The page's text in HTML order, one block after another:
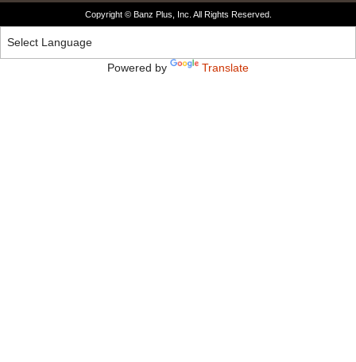
Copyright © Banz Plus, Inc. All Rights Reserved.
Powered by Translate